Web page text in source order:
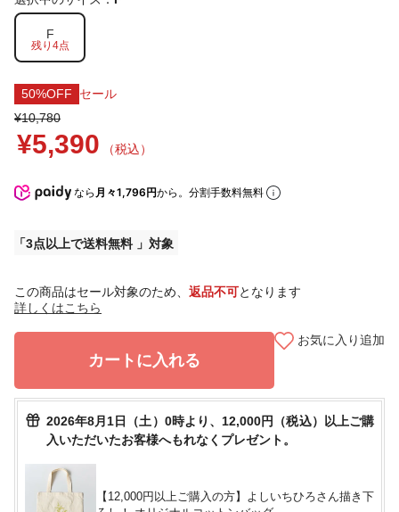
F
残り4点
50%OFF
セール
¥10,780
¥5,390 （税込）
なら 月々1,796円から。分割手数料無料
3点以上で送料無料
この商品はセール対象のため、 返品不可となります
詳しくはこちら
カートに入れる
お気に入り追加
2026年8月1日（土）0時より、12,000円（税込）以上ご購
入いただいたお客様へもれなくプレゼント。
【12,000円以上ご購入の方】よしいちひろさん描き下